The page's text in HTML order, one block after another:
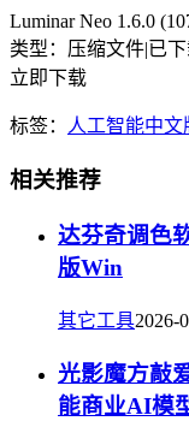
Luminar Neo 1.6.0
类型：压缩文件|已下
立即下载
标签： 人工智能中文
相关推荐
达芬奇调色
版Win
其它工具2026-
光影魔方敲
能商业AI模